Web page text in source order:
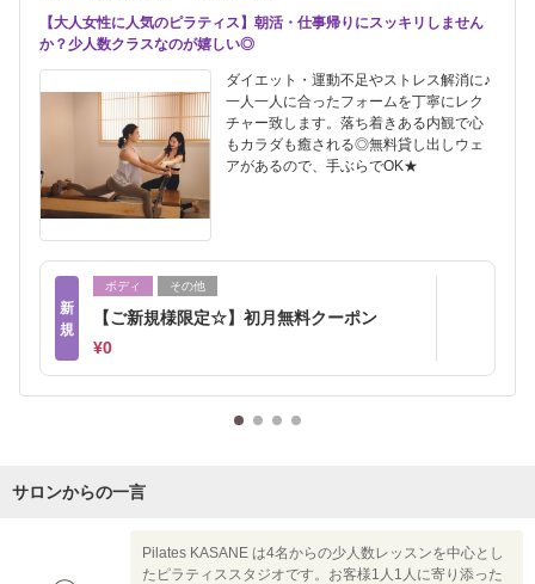
【大人女性に人気のピラティス】朝活・仕事帰りにスッキリしません
か？少人数クラスなのが嬉しい◎
ダイエット・運動不足やストレス解消に♪
一人一人に合ったフォームを丁寧にレク
チャー致します。落ち着きある内観で心
もカラダも癒される◎無料貸し出しウェ
アがあるので、手ぶらでOK★
新
規
ボディ その他
【ご新規様限定☆】初月無料クーポン
¥0
サロンからの一言
Pilates KASANE は4名からの少人数レッスンを中心とし
たピラティススタジオです。お客様1人1人に寄り添った